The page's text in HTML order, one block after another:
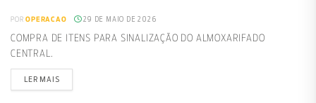
POR OPERACAO 29 DE MAIO DE 2026
COMPRA DE ITENS PARA SINALIZAÇÃO DO ALMOXARIFADO
CENTRAL.
LER MAIS